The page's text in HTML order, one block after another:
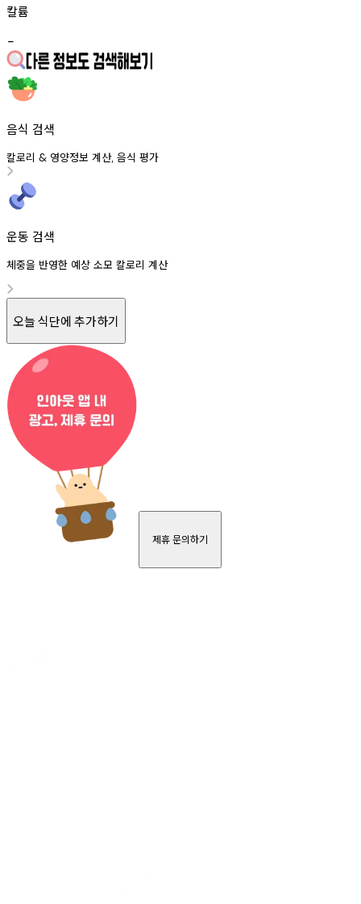
칼륨
-
음식 검색
칼로리 & 영양정보 계산, 음식 평가
운동 검색
체중을 반영한 예상 소모 칼로리 계산
오늘 식단에 추가하기
제휴 문의하기